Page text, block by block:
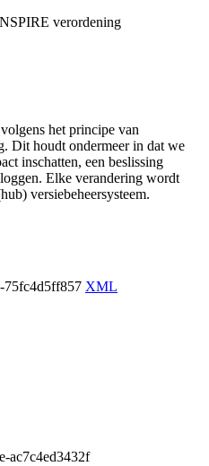
verordening
het principe van
Dit houdt ondermeer in dat we
inschatten, een beslissing
Elke verandering wordt
versiebeheersysteem.
75fc4d5ff857 XML
ac7c4ed3432f